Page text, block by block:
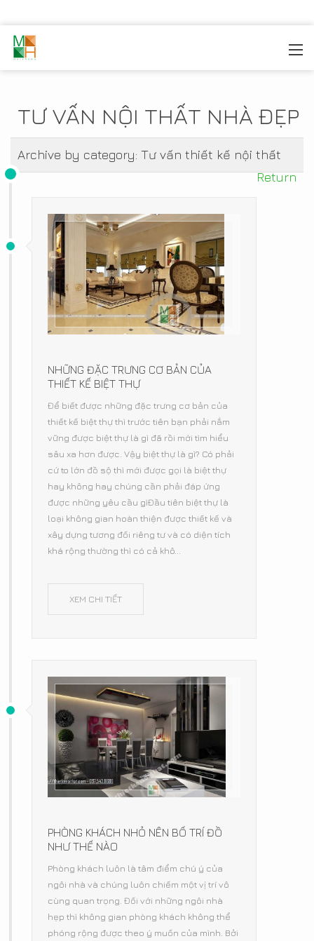
TƯ VẤN NỘI THẤT NHÀ ĐẸP
Archive by category: Tư vấn thiết kế nội thất
Return
NHỮNG ĐẶC TRƯNG CƠ BẢN CỦA
THIẾT KẾ BIỆT THỰ
Để biết được những đặc trưng cơ bản của
thiết kế biệt thự thì trước tiên bạn phải nắm
vững được biệt thự là gì đã rồi mới tìm hiểu
sâu xa hơn được. Vậy biệt thự là gì? Có phải
cứ to lớn đồ sộ thì mới được gọi là biệt thự
hay không hay chúng cần phải đáp ứng
được những yêu cầu gìĐầu tiên biệt thự là
loại không gian hoàn thiện được thiết kế và
xây dựng tương đối riêng tư và có diện tích
khá rộng thường thì có cả khô...
XEM CHI TIẾT
PHÒNG KHÁCH NHỎ NÊN BỐ TRÍ ĐỒ
NHƯ THẾ NÀO
Phòng khách luôn là tâm điểm chú ý của
ngôi nhà và chúng luôn chiếm một vị trí vô
cùng quan trọng. Đối với những ngôi nhà
hẹp thì không gian phòng khách không thể
phóng rộng được theo ý muốn của mình. Bởi